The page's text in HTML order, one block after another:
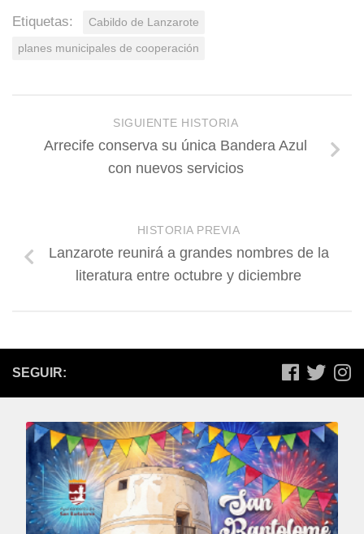
Etiquetas:
Cabildo de Lanzarote
planes municipales de cooperación
SIGUIENTE HISTORIA
Arrecife conserva su única Bandera Azul
con nuevos servicios
HISTORIA PREVIA
Lanzarote reunirá a grandes nombres de la
literatura entre octubre y diciembre
SEGUIR: